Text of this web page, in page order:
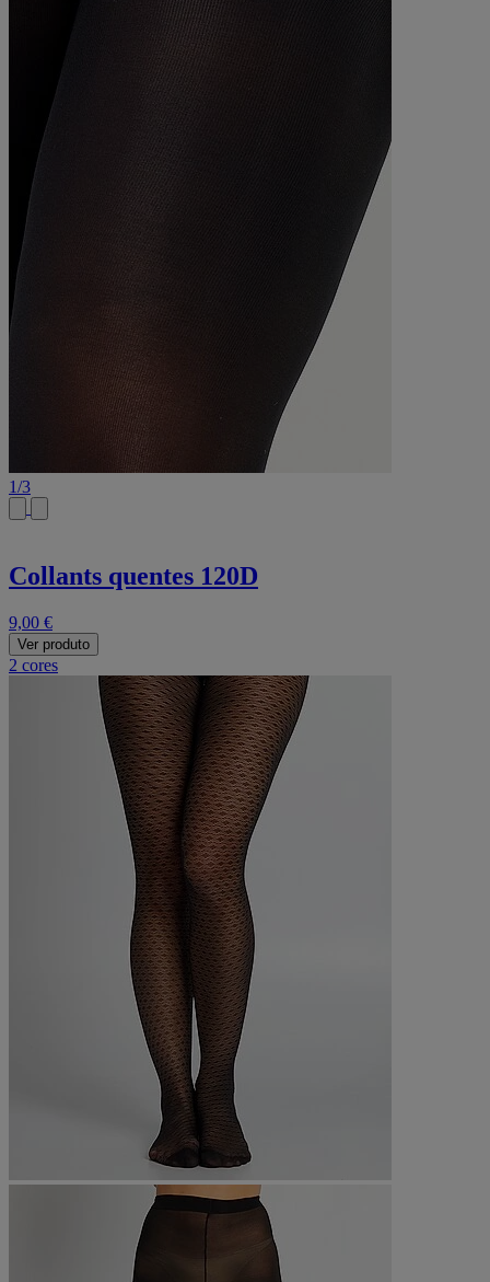
1/3
Collants quentes 120D
9,00 €
Ver produto
2 cores